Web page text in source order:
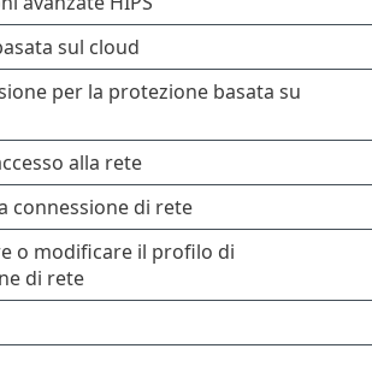
sul cloud
per la protezione basata su
alla rete
connessione di rete
o modificare il profilo di
di rete